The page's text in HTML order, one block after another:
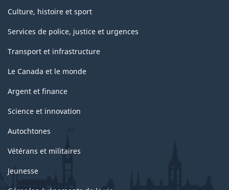
Culture, histoire et sport
Services de police, justice et urgences
Transport et infrastructure
Le Canada et le monde
Argent et finance
Science et innovation
Autochtones
Vétérans et militaires
Jeunesse